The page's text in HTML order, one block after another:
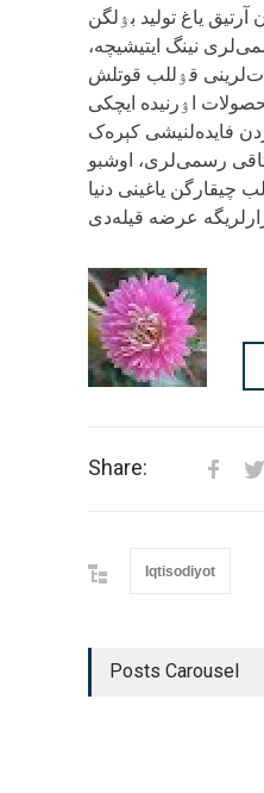
نینگ ایتیشیچه،
قۉللب قوتلش
اۉرنیده ایچکی
رسمی‌لری، اوشبو
چیقارگن یاغینی دنیا
Share:
Iqtisodiyot
Posts Carousel